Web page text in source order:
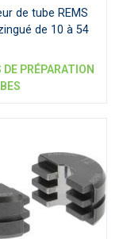
de tube REMS
de 10 à 54
PRÉPARATION